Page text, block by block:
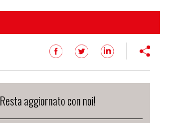
Resta aggiornato con noi!